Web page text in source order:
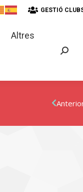
GESTIÓ
Altres
Altres